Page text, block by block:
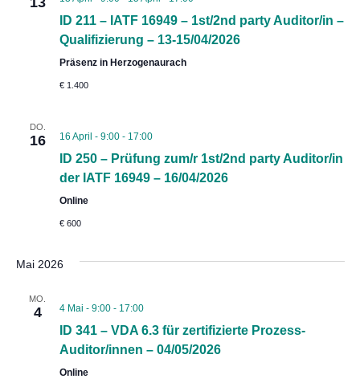
ID 211 – IATF 16949 – 1st/2nd party Auditor/in –
Qualifizierung – 13-15/04/2026
Präsenz in Herzogenaurach
€ 1.400
DO.
16 16 April - 9:00- 17:00
ID 250 – Prüfung zum/r 1st/2nd party Auditor/in
der IATF 16949 – 16/04/2026
Online
€ 600
Mai 2026
MO.
4 4 Mai - 9:00- 17:00
ID 341 – VDA 6.3 für zertifizierte Prozess-
Auditor/innen – 04/05/2026
Online